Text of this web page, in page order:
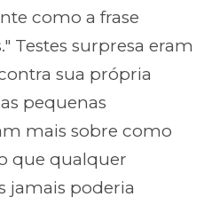
como a frase
Testes surpresa eram
sua própria
pequenas
mais sobre como
que qualquer
jamais poderia